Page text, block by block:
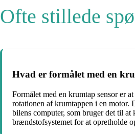
Ofte stillede
Hvad er formålet med en
Formålet med en krumtap sensor er
rotationen af krumtappen i en motor.
bilens computer, som bruger det til
brændstofsystemet for at opretholde